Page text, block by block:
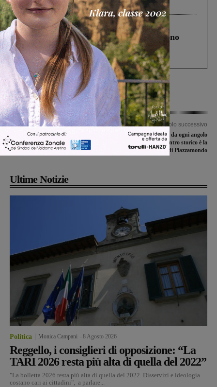
Levane nel 2020
Cronaca 4 Agosto 2026
Un anno fa la strage in A1 in cui morirono
Gianni, Giulia e Franco. Lo schianto, il
processo, lo stop ai sorpassi fra tir....
Articolo precedente
Asp Ludovico Martelli: per la festa
dei nonni un e-book con tanti ricordi
Articolo successivo
Colori, suoni, profumi da ogni angolo
del mondo: nel centro storico è la
giornata di Piazzamondo
Ultime Notizie
Politica Monica Campani 8 Agosto 2026
Reggello, i consiglieri di opposizione: “La
TARI 2026 resta più alta di quella del 2022”
"La bolletta 2026 resta più alta di quella del 2022. Disservizi e ideologia
costano cari ai cittadini", a parlare...